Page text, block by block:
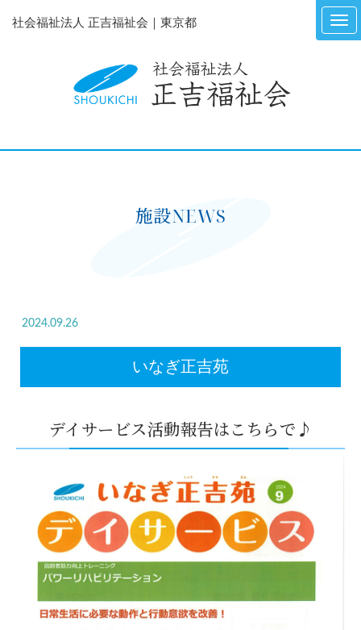
社会福祉法人 正吉福祉会｜東京都
施設NEWS
2024.09.26
いなぎ正吉苑
デイサービス活動報告はこちらで♪